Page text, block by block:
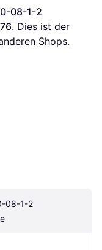
08-1-2
. Dies ist der
Shops.
08-1-2